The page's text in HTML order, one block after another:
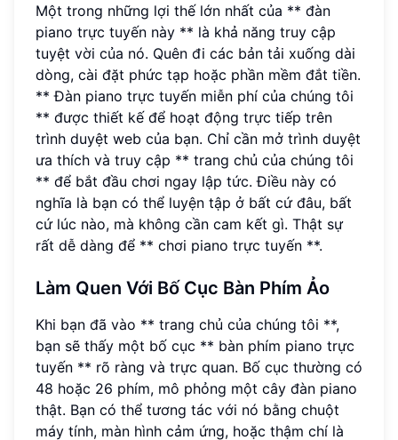
Một trong những lợi thế lớn nhất của ** đàn
piano trực tuyến này ** là khả năng truy cập
tuyệt vời của nó. Quên đi các bản tải xuống dài
dòng, cài đặt phức tạp hoặc phần mềm đắt tiền.
** Đàn piano trực tuyến miễn phí của chúng tôi
** được thiết kế để hoạt động trực tiếp trên
trình duyệt web của bạn. Chỉ cần mở trình duyệt
ưa thích và truy cập ** trang chủ của chúng tôi
** để bắt đầu chơi ngay lập tức. Điều này có
nghĩa là bạn có thể luyện tập ở bất cứ đâu, bất
cứ lúc nào, mà không cần cam kết gì. Thật sự
rất dễ dàng để ** chơi piano trực tuyến **.
Làm Quen Với Bố Cục Bàn Phím Ảo
Khi bạn đã vào ** trang chủ của chúng tôi **,
bạn sẽ thấy một bố cục ** bàn phím piano trực
tuyến ** rõ ràng và trực quan. Bố cục thường có
48 hoặc 26 phím, mô phỏng một cây đàn piano
thật. Bạn có thể tương tác với nó bằng chuột
máy tính, màn hình cảm ứng, hoặc thậm chí là